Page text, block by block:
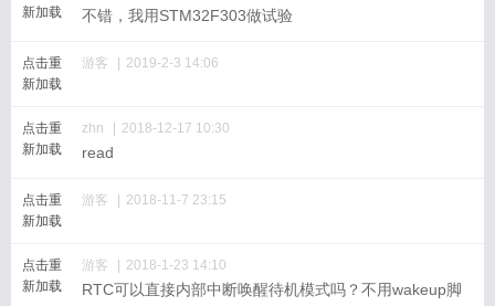
新加载
不错，我用STM32F303做试验
点击重
新加载
游客 2019-2-3 14:06
点击重
新加载
zhn 2018-12-17 10:30
read
点击重
新加载
游客 2018-11-7 23:15
点击重
新加载
游客 2018-1-23 14:10
RTC可以直接内部中断唤醒待机模式吗？不用wakeup脚